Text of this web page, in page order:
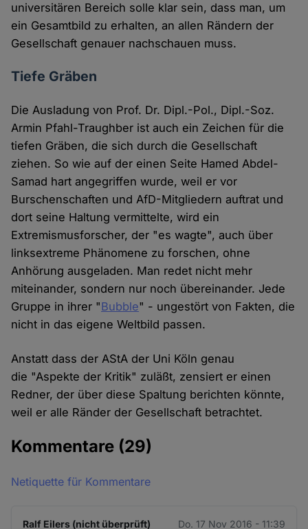
universitären Bereich solle klar sein, dass man, um
ein Gesamtbild zu erhalten, an allen Rändern der
Gesellschaft genauer nachschauen muss.
Tiefe Gräben
Die Ausladung von Prof. Dr. Dipl.-Pol., Dipl.-Soz.
Armin Pfahl-Traughber ist auch ein Zeichen für die
tiefen Gräben, die sich durch die Gesellschaft
ziehen. So wie auf der einen Seite Hamed Abdel-
Samad hart angegriffen wurde, weil er vor
Burschenschaften und AfD-Mitgliedern auftrat und
dort seine Haltung vermittelte, wird ein
Extremismusforscher, der "es wagte", auch über
linksextreme Phänomene zu forschen, ohne
Anhörung ausgeladen. Man redet nicht mehr
miteinander, sondern nur noch übereinander. Jede
Gruppe in ihrer "Bubble" - ungestört von Fakten, die
nicht in das eigene Weltbild passen.
Anstatt dass der AStA der Uni Köln genau
die "Aspekte der Kritik" zuläßt, zensiert er einen
Redner, der über diese Spaltung berichten könnte,
weil er alle Ränder der Gesellschaft betrachtet.
Kommentare (29)
Netiquette für Kommentare
Ralf Eilers (nicht überprüft) Do. 17 Nov 2016 - 11:39